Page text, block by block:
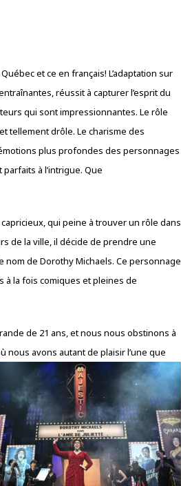
et ce en français! L’adaptation sur
réussit à capturer l’esprit du
qui sont impressionnantes. Le rôle
tellement drôle. Le charisme des
plus profondes des personnages
à l’intrigue. Que
qui peine à trouver un rôle dans
de la ville, il décide de prendre une
de Dorothy Michaels. Ce personnage
à la fois comiques et pleines de
de 21 ans, et nous nous obstinons à
nous avons autant de plaisir l’une que